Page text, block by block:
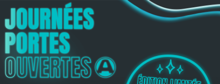
Panneau de gestion des cookies